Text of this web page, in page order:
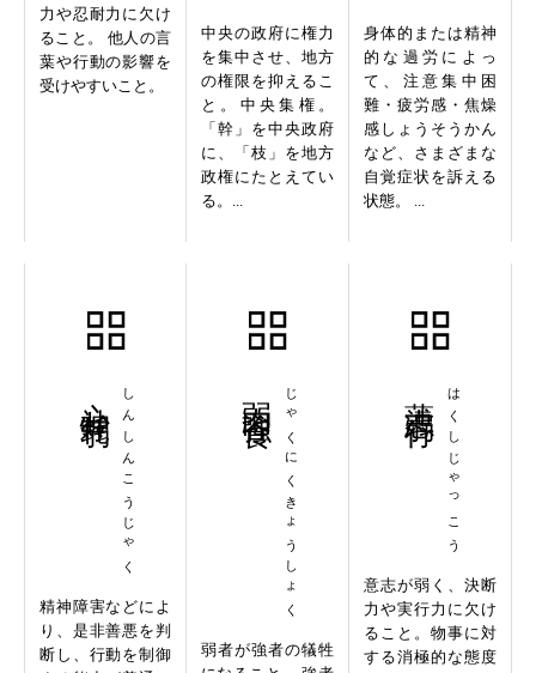
力や忍耐力に欠け
ること。 他人の言
葉や行動の影響を
受けやすいこと。
中央の政府に権力
を集中させ、地方
の権限を抑えるこ
と。中央集権。
「幹」を中央政府
に、「枝」を地方
政権にたとえてい
る。...
身体的または精神
的な過労によっ
て、注意集中困
難・疲労感・焦燥
感しょうそうかん
など、さまざまな
自覚症状を訴える
状態。 ...
しんしんこうじゃく
精神障害などによ
り、是非善悪を判
断し、行動を制御
じゃくにくきょうしょく
弱者が強者の犠牲
はくしじゃっこう
意志が弱く、決断
力や実行力に欠け
ること。物事に対
する消極的な態度